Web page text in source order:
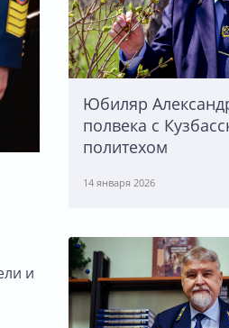
и
Юбиляр
полвека с
политехом
14 января 2026